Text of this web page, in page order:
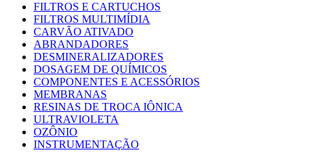
FILTROS E CARTUCHOS
FILTROS MULTIMÍDIA
CARVÃO ATIVADO
ABRANDADORES
DESMINERALIZADORES
DOSAGEM DE QUÍMICOS
COMPONENTES E ACESSÓRIOS
MEMBRANAS
RESINAS DE TROCA IÔNICA
ULTRAVIOLETA
OZÔNIO
INSTRUMENTAÇÃO